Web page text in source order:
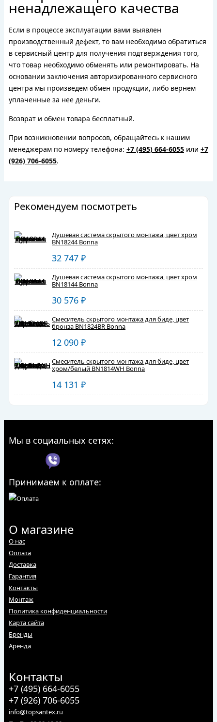
ненадлежащего качества
Если в процессе эксплуатации вами выявлен
производственный дефект, то вам необходимо обратиться
в сервисный центр для получения подтверждения того,
что товар необходимо обменять или ремонтировать. На
основании заключения авторизированного сервисного
центра мы произведем обмен продукции, либо вернем
уплаченные за нее деньги.
Возврат и обмен товара бесплатный.
При возникновении вопросов, обращайтесь к нашим
менеджерам по номеру телефона: +7 (495) 664-6055 или +7
(926) 706-6055.
Рекомендуем посмотреть
Душевая система скрытого монтажа, цвет хром
BN18244 Bonna
32 747 ₽
Душевая система скрытого монтажа, цвет хром
BN18144 Bonna
30 576 ₽
Смеситель скрытого монтажа для биде, цвет
бронза BN1824BR Bonna
12 090 ₽
Смеситель скрытого монтажа для биде, цвет
хром/белый BN1814WH Bonna
14 131 ₽
Мы в социальных сетях:
Принимаем к оплате:
О магазине
О нас
Оплата
Доставка
Гарантия
Контакты
Монтаж
Политика конфиденциальности
Карта сайта
Бренды
Аренда
Контакты
+7 (495) 664-6055
+7 (926) 706-6055
info@topsantex.ru